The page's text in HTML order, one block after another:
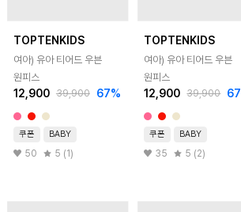
TOPTENKIDS
여아) 유아 티어드 우븐
원피스
12,900 39,900 67%
쿠폰 BABY
50 5 (1)
TOPTENKIDS
여아) 유아 티어드 우븐
원피스
12,900 39,900 67
쿠폰 BABY
35 5 (2)